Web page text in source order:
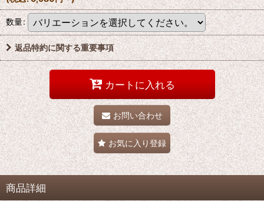
数量:
返品特約に関する重要事項
カートに入れる
お問い合わせ
お気に入り登録
商品詳細